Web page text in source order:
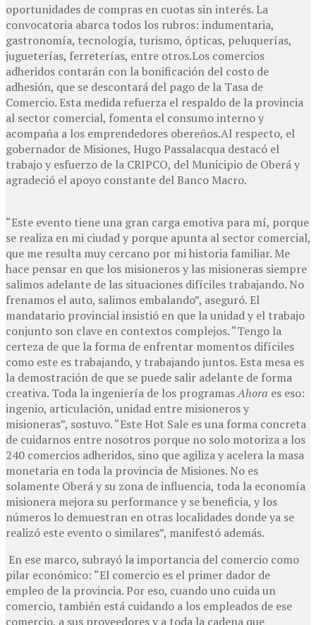
oportunidades de compras en cuotas sin interés. La
convocatoria abarca todos los rubros: indumentaria,
gastronomía, tecnología, turismo, ópticas, peluquerías,
jugueterías, ferreterías, entre otros.Los comercios
adheridos contarán con la bonificación del costo de
adhesión, que se descontará del pago de la Tasa de
Comercio. Esta medida refuerza el respaldo de la provincia
al sector comercial, fomenta el consumo interno y
acompaña a los emprendedores obereños.Al respecto, el
gobernador de Misiones, Hugo Passalacqua destacó el
trabajo y esfuerzo de la CRIPCO, del Municipio de Oberá y
agradeció el apoyo constante del Banco Macro.
“Este evento tiene una gran carga emotiva para mí, porque
se realiza en mi ciudad y porque apunta al sector comercial,
que me resulta muy cercano por mi historia familiar. Me
hace pensar en que los misioneros y las misioneras siempre
salimos adelante de las situaciones difíciles trabajando. No
frenamos el auto, salimos embalando”, aseguró. El
mandatario provincial insistió en que la unidad y el trabajo
conjunto son clave en contextos complejos. “Tengo la
certeza de que la forma de enfrentar momentos difíciles
como este es trabajando, y trabajando juntos. Esta mesa es
la demostración de que se puede salir adelante de forma
creativa. Toda la ingeniería de los programasAhora es eso:
ingenio, articulación, unidad entre misioneros y
misioneras”, sostuvo. “Este Hot Sale es una forma concreta
de cuidarnos entre nosotros porque no solo motoriza a los
240 comercios adheridos, sino que agiliza y acelera la masa
monetaria en toda la provincia de Misiones. No es
solamente Oberá y su zona de influencia, toda la economía
misionera mejora su performance y se beneficia, y los
números lo demuestran en otras localidades donde ya se
realizó este evento o similares”, manifestó además.
En ese marco, subrayó la importancia del comercio como
pilar económico: “El comercio es el primer dador de
empleo de la provincia. Por eso, cuando uno cuida un
comercio, también está cuidando a los empleados de ese
comercio, a sus proveedores y a toda la cadena que